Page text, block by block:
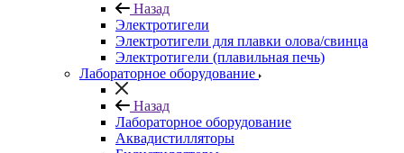
Назад
Электротигели
Электротигели для плавки олова/свинца
Электротигели (плавильная печь)
Лабораторное оборудование
Назад
Лабораторное оборудование
Аквадистилляторы